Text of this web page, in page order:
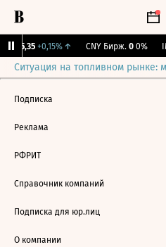
115,35 +0,15%↑ CNY Бирж. 0 0%
Ситуация на топливном рынке:
Подписка
Реклама
РФРИТ
Справочник компаний
Подписка для юр.лиц
О компании